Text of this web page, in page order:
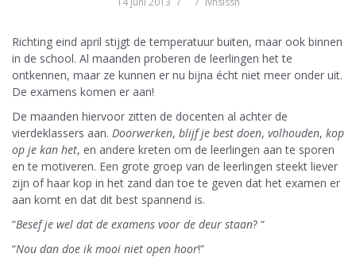
Richting eind april stijgt de temperatuur buiten, maar ook binnen
in de school. Al maanden proberen de leerlingen het te
ontkennen, maar ze kunnen er nu bijna écht niet meer onder uit.
De examens komen er aan!
De maanden hiervoor zitten de docenten al achter de
vierdeklassers aan. Doorwerken, blijf je best doen, volhouden, kop
op je kan het, en andere kreten om de leerlingen aan te sporen
en te motiveren. Een grote groep van de leerlingen steekt liever
zijn of haar kop in het zand dan toe te geven dat het examen er
aan komt en dat dit best spannend is.
“Besef je wel dat de examens voor de deur staan? “
“Nou dan doe ik mooi niet open hoor!”